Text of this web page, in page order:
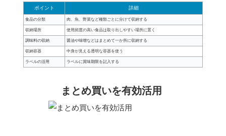
ポイント 詳細
食品の分類 肉、魚、野菜など種類ごとに分けて収納する
収納場所 使用頻度の高い食品は取り出しやすい場所に置く
調味料の収納 醤油や味噌などはまとめて一か所に収納する
収納容器 中身が見える透明な容器を使う
ラベルの活用 ラベルに賞味期限を記入する
まとめ買いを有効活用